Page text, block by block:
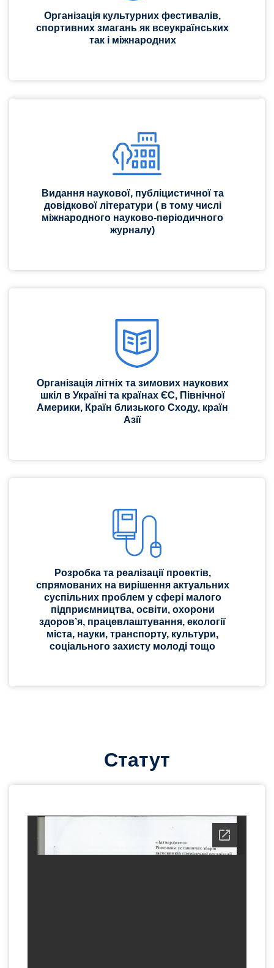
Організація культурних фестивалів,
спортивних змагань як всеукраїнських
так і міжнародних
Видання наукової, публіцистичної та
довідкової літератури ( в тому числі
міжнародного науково-періодичного
журналу)
Організація літніх та зимових наукових
шкіл в Україні та країнах ЄС, Північної
Америки, Країн близького Сходу, країн
Азії
Розробка та реалізації проектів,
спрямованих на вирішення актуальних
суспільних проблем у сфері малого
підприємництва, освіти, охорони
здоров’я, працевлаштування, екології
міста, науки, транспорту, культури,
соціального захисту молоді тощо
Статут